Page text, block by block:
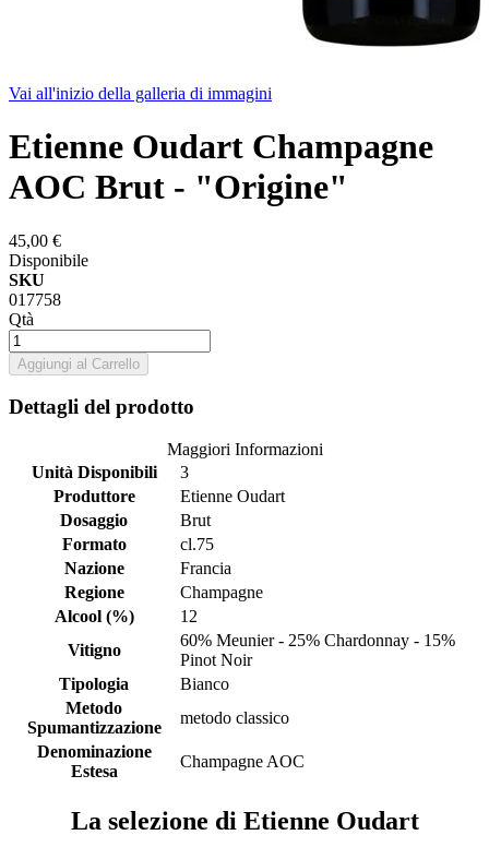
Vai all'inizio della galleria di immagini
Etienne Oudart Champagne
AOC Brut - "Origine"
45,00 €
Disponibile
SKU
017758
Qtà
Aggiungi al Carrello
Dettagli del prodotto
Maggiori Informazioni
Unità Disponibili
3
Produttore
Etienne Oudart
Dosaggio
Brut
Formato
cl.75
Nazione
Francia
Regione
Champagne
Alcool (%)
12
Vitigno
60% Meunier - 25% Chardonnay - 15%
Pinot Noir
Tipologia
Bianco
Metodo
Spumantizzazione
metodo classico
Denominazione
Estesa
Champagne AOC
La selezione di Etienne Oudart